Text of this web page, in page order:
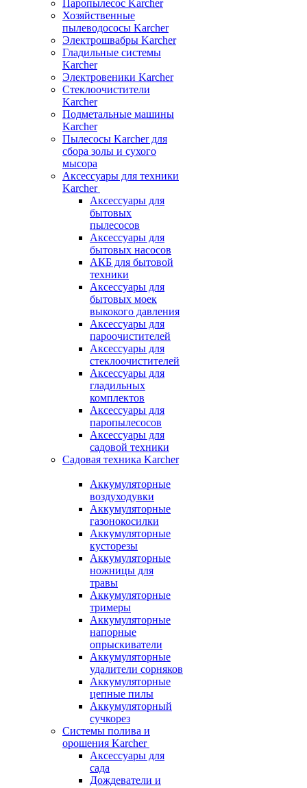
Паропылесос Karcher
Хозяйственные
пылеводососы Karcher
Электрошвабры Karcher
Гладильные системы
Karcher
Электровеники Karcher
Стеклоочистители
Karcher
Подметальные машины
Karcher
Пылесосы Karcher для
сбора золы и сухого
мысора
Аксессуары для техники
Karcher
Аксессуары для
бытовых
пылесосов
Аксессуары для
бытовых насосов
АКБ для бытовой
техники
Аксессуары для
бытовых моек
выкокого давления
Аксессуары для
пароочистителей
Аксессуары для
стеклоочистителей
Аксессуары для
гладильных
комплектов
Аксессуары для
паропылесосов
Аксессуары для
садовой техники
Садовая техника Karcher
Аккумуляторные
воздуходувки
Аккумуляторные
газонокосилки
Аккумуляторные
кусторезы
Аккумуляторные
ножницы для
травы
Аккумуляторные
тримеры
Аккумуляторные
напорные
опрыскиватели
Аккумуляторные
удалители сорняков
Аккумуляторные
цепные пилы
Аккумуляторный
сучкорез
Системы полива и
орошения Karcher
Аксессуары для
сада
Дождеватели и